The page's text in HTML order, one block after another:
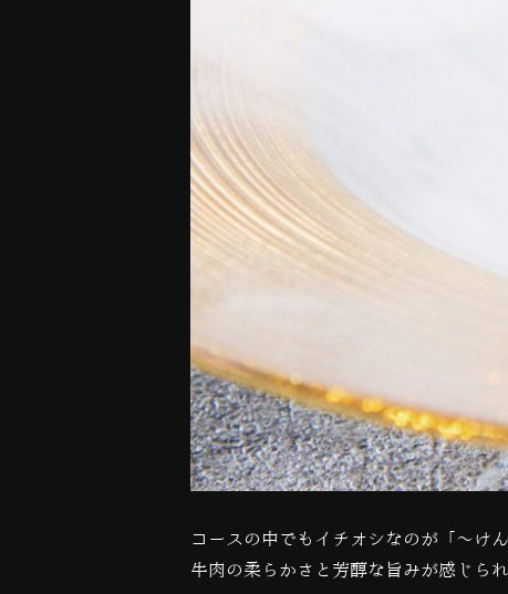
コースの中でもイチオシなのが「～け
牛肉の柔らかさと芳醇な旨みが感じら